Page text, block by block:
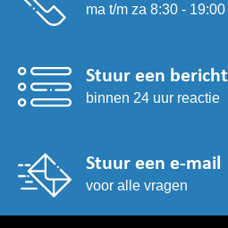
ma t/m za 8:30 - 19:00
Stuur een bericht
binnen 24 uur reactie
Stuur een e-mail
voor alle vragen